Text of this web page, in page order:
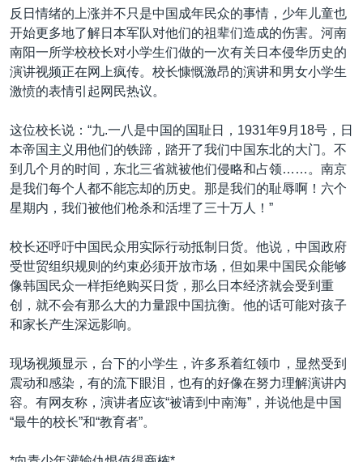
反日情绪的上涨并不只是中国成年民众的事情，少年儿童也
开始更多地了解日本军队对他们的祖辈们造成的伤害。河南
南阳一所学校校长对小学生们做的一次有关日本侵华历史的
演讲视频正在网上疯传。校长慷慨激昂的演讲和男女小学生
激愤的表情引起网民热议。
这位校长说：“九.一八是中国的国耻日，1931年9月18号，日
本帝国主义用他们的铁蹄，踏开了我们中国东北的大门。不
到几个月的时间，东北三省就被他们侵略和占领……。南京
是我们每个人都不能忘却的历史。那是我们的耻辱啊！六个
星期内，我们被他们枪杀和活埋了三十万人！”
校长还呼吁中国民众用实际行动抵制日货。他说，中国政府
受世贸组织规则的约束必须开放市场，但如果中国民众能够
像韩国民众一样拒绝购买日货，那么日本经济就会受到重
创，就不会有那么大的力量跟中国抗衡。他的话可能对孩子
和家长产生深远影响。
现场视频显示，台下的小学生，许多系着红领巾，显然受到
震动和感染，有的流下眼泪，也有的好像在努力理解演讲内
容。有网友称，演讲者应该“被请到中南海”，并说他是中国
“最牛的校长”和“教育者”。